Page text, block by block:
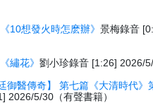
10想發火時怎麽辦》景梅錄音
繡花》劉小珍錄音 [1:26] 2026/
御醫傳奇】 第七篇《大清時代》
2026/5/30（有聲書籍）